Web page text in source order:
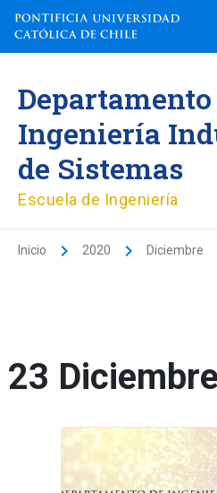
contenido
Departamento
Ingeniería
de Sistemas
Escuela de Ingeniería
Inicio 2020 Diciembre
23
Seminario
Internacional
2021